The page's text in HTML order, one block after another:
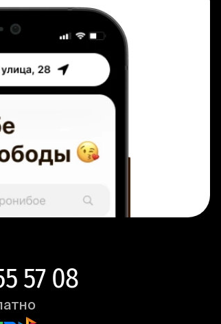
57 08